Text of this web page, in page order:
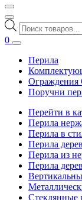
Поиск
товаров
0
Перила
Ограждения
Поручни
Перейти в
Перила
Перила в
Перила
Перила из
Перила
Стеклянные